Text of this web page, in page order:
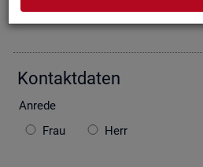
Die mit * ge­kenn­zeich­ne­ten Fel­der
Kon­takt­da­ten
An­re­de
Frau
Herr